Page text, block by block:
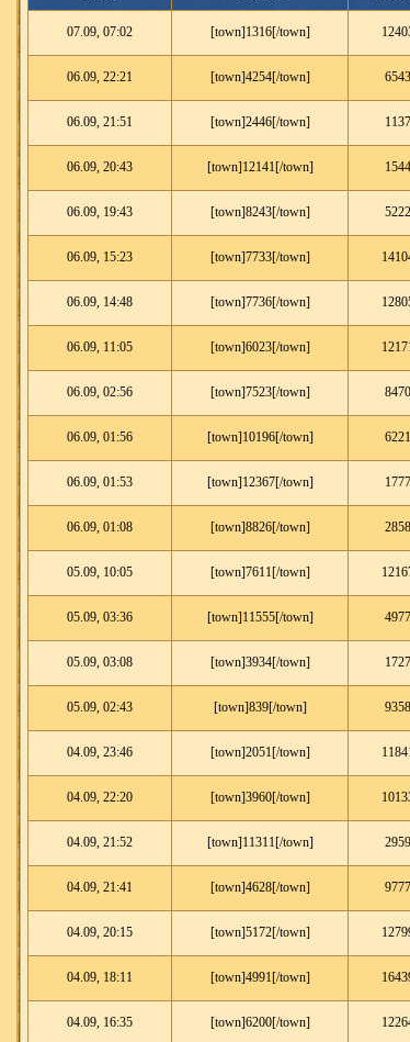
07.09, 07:02 [town]1316[/town]
06.09, 22:21 [town]4254[/town] 6543
06.09, 21:51 [town]2446[/town] 1137
06.09, 20:43 [town]12141[/town] 1544
06.09, 19:43 [town]8243[/town] 5222
06.09, 15:23 [town]7733[/town]
06.09, 14:48 [town]7736[/town]
06.09, 11:05 [town]6023[/town]
06.09, 02:56 [town]7523[/town] 8470
06.09, 01:56 [town]10196[/town] 6221
06.09, 01:53 [town]12367[/town] 1777
06.09, 01:08 [town]8826[/town] 2858
05.09, 10:05 [town]7611[/town]
05.09, 03:36 [town]11555[/town] 4977
05.09, 03:08 [town]3934[/town] 1727
05.09, 02:43 [town]839[/town] 9358
04.09, 23:46 [town]2051[/town]
04.09, 22:20 [town]3960[/town]
04.09, 21:52 [town]11311[/town] 2959
04.09, 21:41 [town]4628[/town] 9777
04.09, 20:15 [town]5172[/town]
04.09, 18:11 [town]4991[/town]
04.09, 16:35 [town]6200[/town]